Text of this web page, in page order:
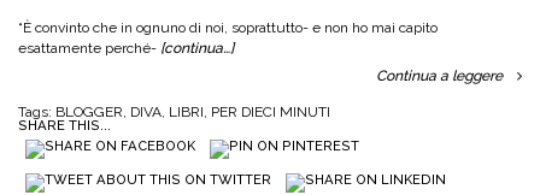
“È convinto che in ognuno di noi, soprattutto- e non ho mai capito
esattamente perché- [continua…]
Continua a leggere
Tags: BLOGGER, DIVA, LIBRI, PER DIECI MINUTI
SHARE THIS...